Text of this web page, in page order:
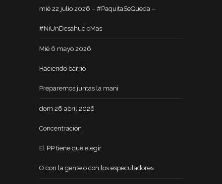
mié 22 julio 2026 – #PaquitaSeQueda –
#NiUnDesahucioMas
Mié 6 mayo 2026
Haciendo barrio
Preparemos juntas la mani
dom 26 abril 2026
Concentración
El PP tiene que elegir
O con la gente o con los especuladores